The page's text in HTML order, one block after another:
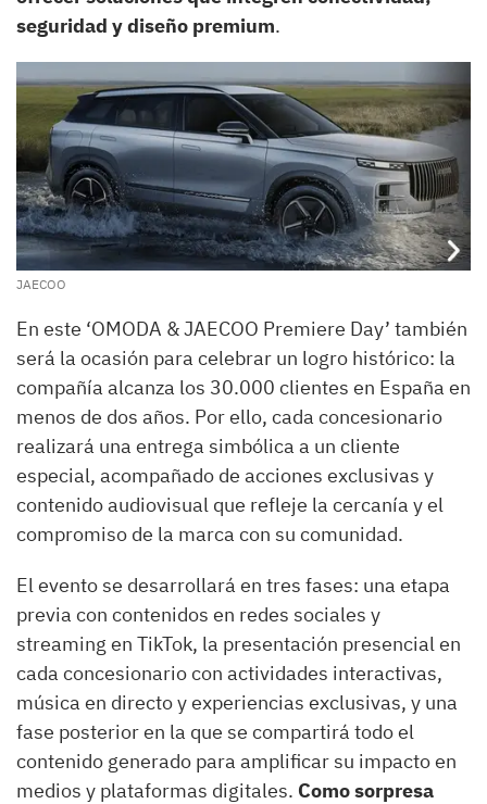
seguridad y diseño premium.
JAECOO
En este ‘OMODA & JAECOO Premiere Day’ también
será la ocasión para celebrar un logro histórico: la
compañía alcanza los 30.000 clientes en España en
menos de dos años. Por ello, cada concesionario
realizará una entrega simbólica a un cliente
especial, acompañado de acciones exclusivas y
contenido audiovisual que refleje la cercanía y el
compromiso de la marca con su comunidad.
El evento se desarrollará en tres fases: una etapa
previa con contenidos en redes sociales y
streaming en TikTok, la presentación presencial en
cada concesionario con actividades interactivas,
música en directo y experiencias exclusivas, y una
fase posterior en la que se compartirá todo el
contenido generado para amplificar su impacto en
medios y plataformas digitales. Como sorpresa